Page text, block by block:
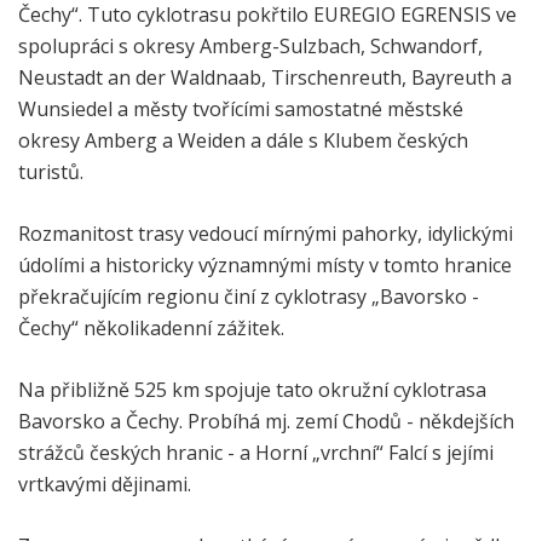
Čechy“. Tuto cyklotrasu pokřtilo EUREGIO EGRENSIS ve
spolupráci s okresy Amberg-Sulzbach, Schwandorf,
Neustadt an der Waldnaab, Tirschenreuth, Bayreuth a
Wunsiedel a městy tvořícími samostatné městské
okresy Amberg a Weiden a dále s Klubem českých
turistů.
Rozmanitost trasy vedoucí mírnými pahorky, idylickými
údolími a historicky významnými místy v tomto hranice
překračujícím regionu činí z cyklotrasy „Bavorsko -
Čechy“ několikadenní zážitek.
Na přibližně 525 km spojuje tato okružní cyklotrasa
Bavorsko a Čechy. Probíhá mj. zemí Chodů - někdejších
strážců českých hranic - a Horní „vrchní“ Falcí s jejími
vrtkavými dějinami.